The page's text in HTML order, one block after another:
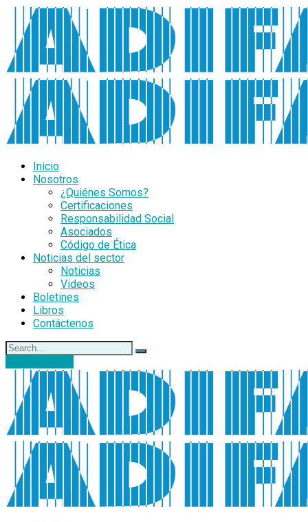
Inicio
Nosotros
¿Quiénes Somos?
Certificaciones
Responsabilidad Social
Asociados
Código de Ética
Noticias del sector
Noticias
Videos
Boletines
Libros
Contáctenos